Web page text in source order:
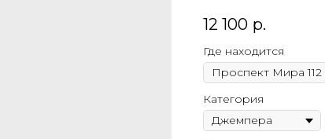
12 100 р.
Где находится
Категория